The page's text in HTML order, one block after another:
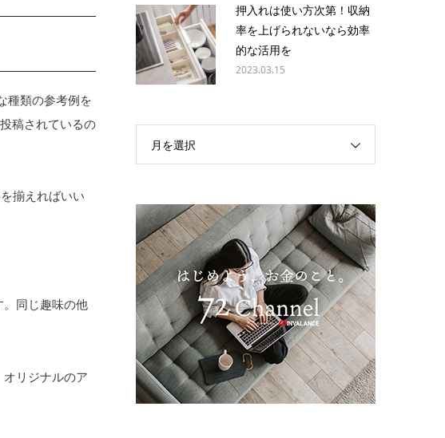
種類の参考例を
稿されているの
揃えればいい
同じ趣味の他
オリジナルのア
押入れは使い方次第！収納
率を上げられないなら効率
的な活用を
2023.03.15
月を選択